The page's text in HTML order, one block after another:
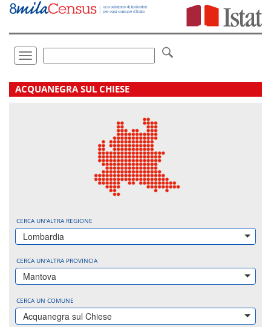
Vai
direttamente
Toggle
navigation
.
ACQUANEGRA SUL CHIESE
CERCA UN'ALTRA REGIONE
Lombardia
CERCA UN'ALTRA PROVINCIA
Mantova
CERCA UN COMUNE
Acquanegra sul Chiese